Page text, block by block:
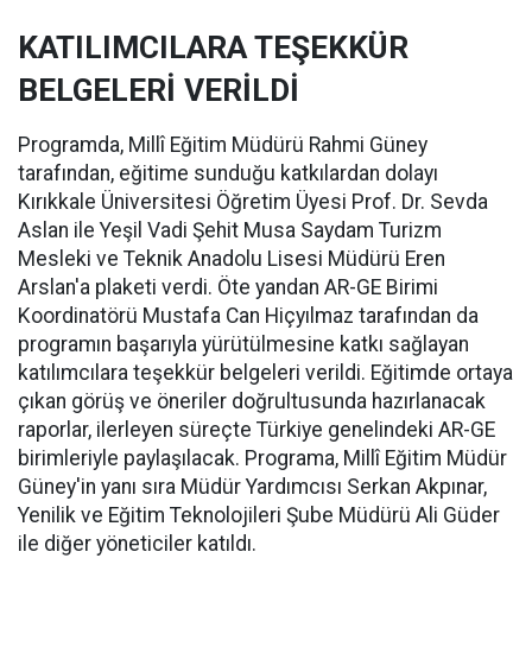
KATILIMCILARA TEŞEKKÜR
BELGELERİ VERİLDİ
Programda, Millî Eğitim Müdürü Rahmi Güney
tarafından, eğitime sunduğu katkılardan dolayı
Kırıkkale Üniversitesi Öğretim Üyesi Prof. Dr. Sevda
Aslan ile Yeşil Vadi Şehit Musa Saydam Turizm
Mesleki ve Teknik Anadolu Lisesi Müdürü Eren
Arslan'a plaketi verdi. Öte yandan AR-GE Birimi
Koordinatörü Mustafa Can Hiçyılmaz tarafından da
programın başarıyla yürütülmesine katkı sağlayan
katılımcılara teşekkür belgeleri verildi. Eğitimde ortaya
çıkan görüş ve öneriler doğrultusunda hazırlanacak
raporlar, ilerleyen süreçte Türkiye genelindeki AR-GE
birimleriyle paylaşılacak. Programa, Millî Eğitim Müdür
Güney'in yanı sıra Müdür Yardımcısı Serkan Akpınar,
Yenilik ve Eğitim Teknolojileri Şube Müdürü Ali Güder
ile diğer yöneticiler katıldı.